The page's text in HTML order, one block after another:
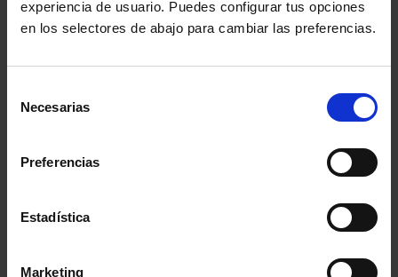
experiencia de usuario. Puedes configurar tus opciones
en los selectores de abajo para cambiar las preferencias.
Necesarias
Preferencias
Estadística
Marketing
INSCRIPCIONES
Localidad
Consejo General Abogacía Española